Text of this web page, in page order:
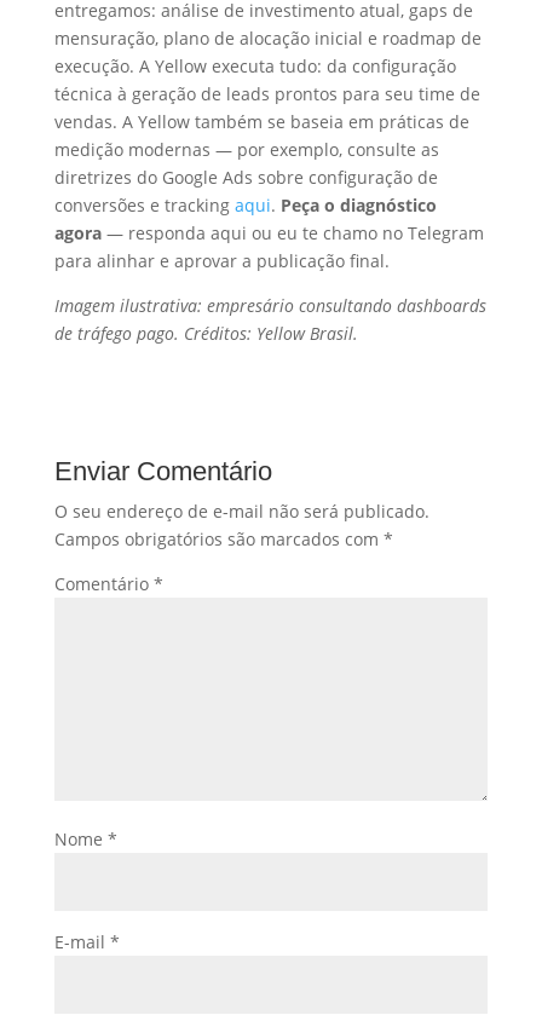
entregamos: análise de investimento atual, gaps de
mensuração, plano de alocação inicial e roadmap de
execução. A Yellow executa tudo: da configuração
técnica à geração de leads prontos para seu time de
vendas. A Yellow também se baseia em práticas de
medição modernas — por exemplo, consulte as
diretrizes do Google Ads sobre configuração de
conversões e tracking aqui. Peça o diagnóstico
agora— responda aqui ou eu te chamo no Telegram
para alinhar e aprovar a publicação final.
Imagem ilustrativa: empresário consultando dashboards
de tráfego pago. Créditos: Yellow Brasil.
Enviar Comentário
O seu endereço de e-mail não será publicado.
Campos obrigatórios são marcados com *
Comentário *
Nome *
E-mail *